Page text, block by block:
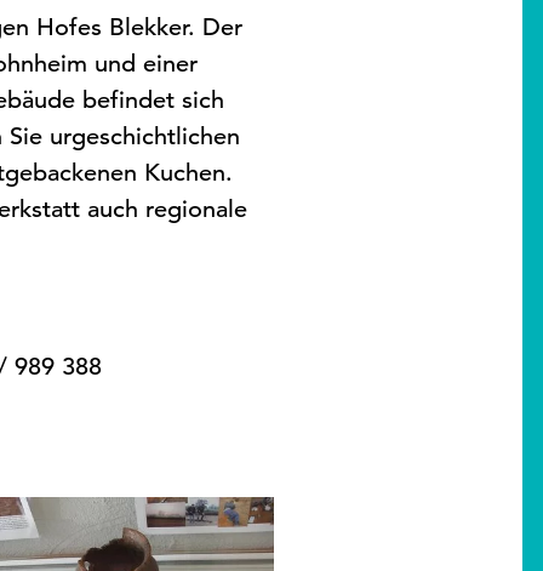
Hofes Blekker. Der
und einer
befindet sich
urgeschichtlichen
Kuchen.
auch regionale
989 388